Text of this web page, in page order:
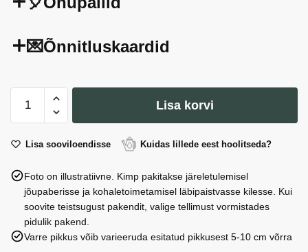
💌Õnnitluskaardid
#17:
16.5
D
17.0
kogus
Lisa korvi
Lisa sooviloendisse Kuidas lillede eest hoolitseda?
Foto on illustratiivne. Kimp pakitakse järeletulemisel
jõupaberisse ja kohaletoimetamisel läbipaistvasse kilesse. Kui
soovite teistsugust pakendit, valige tellimust vormistades
pidulik pakend.
Varre pikkus võib varieeruda esitatud pikkusest 5-10 cm võrra